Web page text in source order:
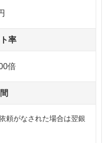
率
倍
頼がなされた場合は翌銀